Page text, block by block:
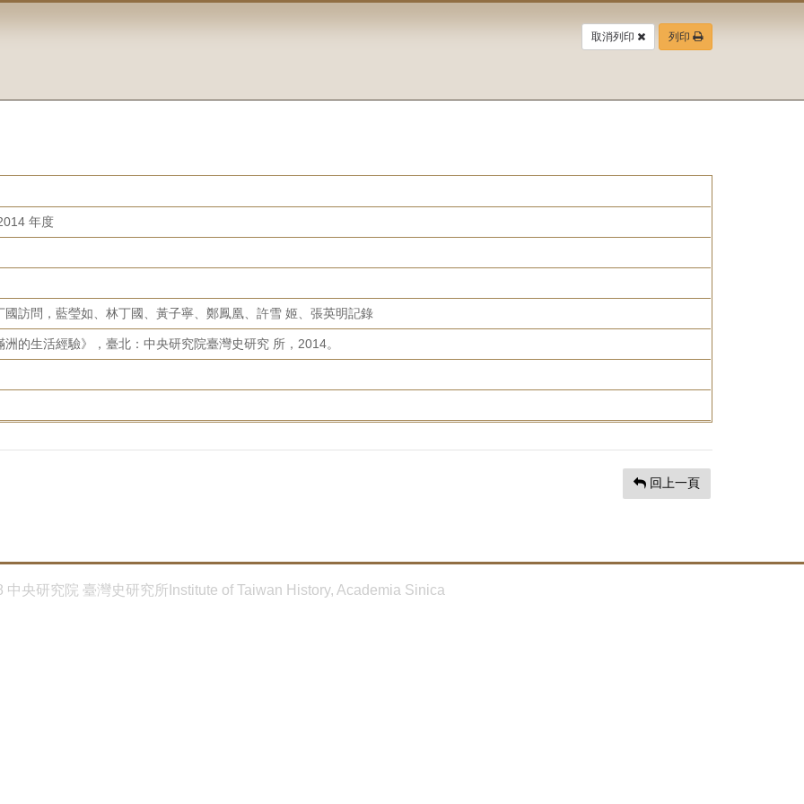
取消列印 列印
年度
國訪問，藍瑩如、林丁國、黃子寧、鄭鳳凰、許雪 姬、張英明記錄
洲的生活經驗》，臺北：中央研究院臺灣史研究 所，2014。
回上一頁
中央研究院 臺灣史研究所Institute of Taiwan History, Academia Sinica